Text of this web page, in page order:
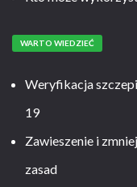
WARTO WIEDZIEĆ
Weryfikacja
19
Zawieszenie i
zasad